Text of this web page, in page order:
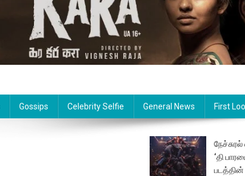
Gossips Celebrity Selfie General News First
நேச்சுரல்
‘தி
படத்தின்